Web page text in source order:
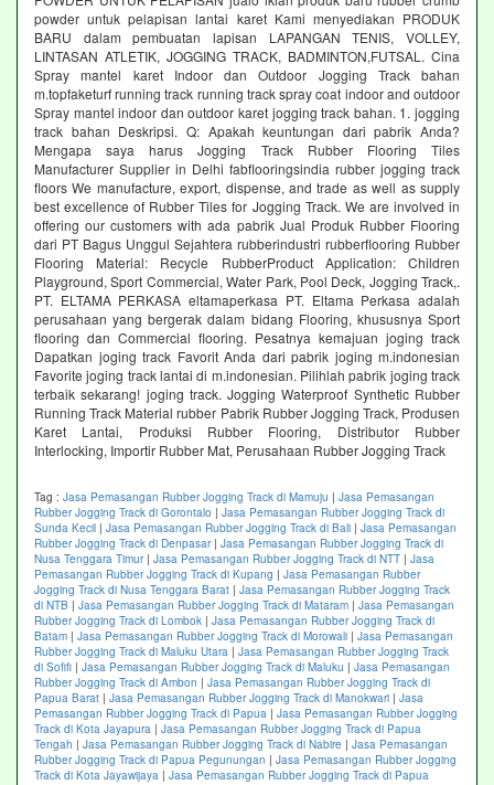
powder untuk pelapisan lantai karet Kami menyediakan PRODUK
BARU dalam pembuatan lapisan LAPANGAN TENIS, VOLLEY,
LINTASAN ATLETIK, JOGGING TRACK, BADMINTON,FUTSAL. Cina
Spray mantel karet Indoor dan Outdoor Jogging Track bahan
m.topfaketurf running track running track spray coat indoor and outdoor
Spray mantel indoor dan outdoor karet jogging track bahan. 1. jogging
track bahan Deskripsi. Q: Apakah keuntungan dari pabrik Anda?
Mengapa saya harus Jogging Track Rubber Flooring Tiles
Manufacturer Supplier in Delhi fabflooringsindia rubber jogging track
floors We manufacture, export, dispense, and trade as well as supply
best excellence of Rubber Tiles for Jogging Track. We are involved in
offering our customers with ada pabrik Jual Produk Rubber Flooring
dari PT Bagus Unggul Sejahtera rubberindustri rubberflooring Rubber
Flooring Material: Recycle RubberProduct Application: Children
Playground, Sport Commercial, Water Park, Pool Deck, Jogging Track,.
PT. ELTAMA PERKASA eltamaperkasa PT. Eltama Perkasa adalah
perusahaan yang bergerak dalam bidang Flooring, khususnya Sport
flooring dan Commercial flooring. Pesatnya kemajuan joging track
Dapatkan joging track Favorit Anda dari pabrik joging m.indonesian
Favorite joging track lantai di m.indonesian. Pilihlah pabrik joging track
terbaik sekarang! joging track. Jogging Waterproof Synthetic Rubber
Running Track Material rubber Pabrik Rubber Jogging Track, Produsen
Karet Lantai, Produksi Rubber Flooring, Distributor Rubber
Interlocking, Importir Rubber Mat, Perusahaan Rubber Jogging Track
Tag : Jasa Pemasangan Rubber Jogging Track di Mamuju | Jasa Pemasangan
Rubber Jogging Track di Gorontalo | Jasa Pemasangan Rubber Jogging Track di
Sunda Kecil | Jasa Pemasangan Rubber Jogging Track di Bali | Jasa Pemasangan
Rubber Jogging Track di Denpasar| Jasa Pemasangan Rubber Jogging Track di
Nusa Tenggara Timur| Jasa Pemasangan Rubber Jogging Track di NTT | Jasa
Pemasangan Rubber Jogging Track di Kupang | Jasa Pemasangan Rubber
Jogging Track di Nusa Tenggara Barat | Jasa Pemasangan Rubber Jogging Track
di NTB | Jasa Pemasangan Rubber Jogging Track di Mataram | Jasa Pemasangan
Rubber Jogging Track di Lombok | Jasa Pemasangan Rubber Jogging Track di
Batam | Jasa Pemasangan Rubber Jogging Track di Morowali | Jasa Pemasangan
Rubber Jogging Track di Maluku Utara | Jasa Pemasangan Rubber Jogging Track
di Sofifi | Jasa Pemasangan Rubber Jogging Track di Maluku | Jasa Pemasangan
Rubber Jogging Track di Ambon | Jasa Pemasangan Rubber Jogging Track di
Papua Barat | Jasa Pemasangan Rubber Jogging Track di Manokwari | Jasa
Pemasangan Rubber Jogging Track di Papua | Jasa Pemasangan Rubber Jogging
Track di Kota Jayapura | Jasa Pemasangan Rubber Jogging Track di Papua
Tengah | Jasa Pemasangan Rubber Jogging Track di Nabire | Jasa Pemasangan
Rubber Jogging Track di Papua Pegunungan | Jasa Pemasangan Rubber Jogging
Track di Kota Jayawijaya | Jasa Pemasangan Rubber Jogging Track di Papua